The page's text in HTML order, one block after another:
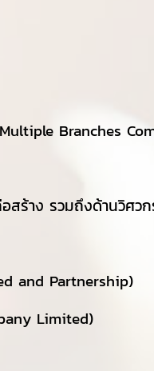
Branches
สร้าง รวมถึงด้านวิศว
and Partnership)
Limited)